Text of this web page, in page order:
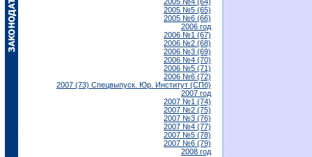
2005 №5 (65)
2005 №6 (66)
2006 год
2006 №1 (67)
2006 №2 (68)
2006 №3 (69)
2006 №4 (70)
2006 №5 (71)
2006 №6 (72)
2007 (73) Спецвыпуск. Юр. Институт (СПб)
2007 год
2007 №1 (74)
2007 №2 (75)
2007 №3 (76)
2007 №4 (77)
2007 №5 (78)
2007 №6 (79)
2008 год